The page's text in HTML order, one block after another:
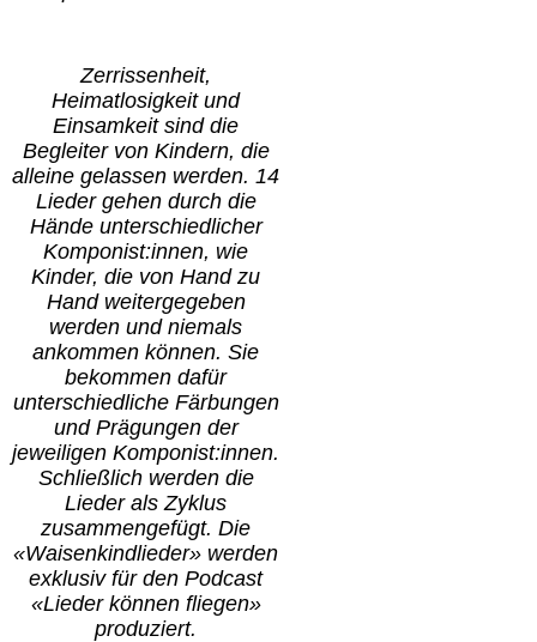
Zerrissenheit,
Heimatlosigkeit und
Einsamkeit sind die
Begleiter von Kindern, die
alleine gelassen werden. 14
Lieder gehen durch die
Hände unterschiedlicher
Komponist:innen, wie
Kinder, die von Hand zu
Hand weitergegeben
werden und niemals
ankommen können. Sie
bekommen dafür
unterschiedliche Färbungen
und Prägungen der
jeweiligen Komponist:innen.
Schließlich werden die
Lieder als Zyklus
zusammengefügt. Die
«Waisenkindlieder» werden
exklusiv für den Podcast
«Lieder können fliegen»
produziert.